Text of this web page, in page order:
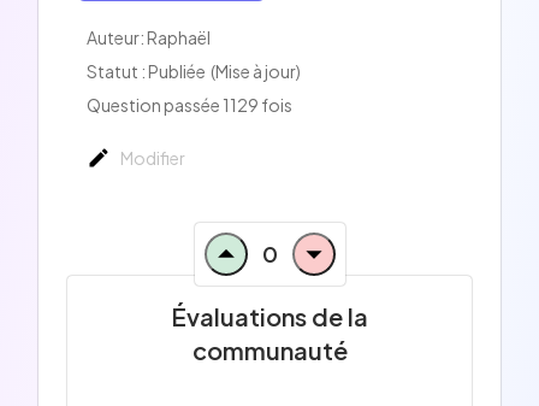
Auteur: Raphaël
Statut : Publiée (Mise à jour)
Question passée 1129 fois
Modifier
0
Évaluations de la
communauté